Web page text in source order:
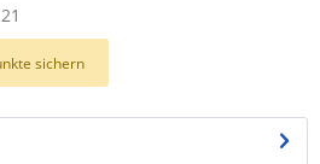
sichern